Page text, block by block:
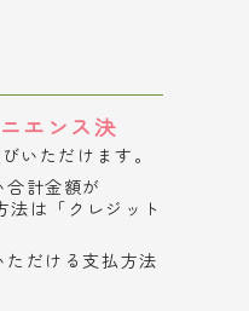
エンス決
いただけます。
計金額が
は「クレジット
だける支払方法